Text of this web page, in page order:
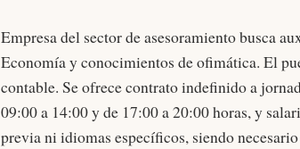
Empresa del sector de asesoramiento busca
Economía y conocimientos de ofimática. El
contable. Se ofrece contrato indefinido a
09:00 a 14:00 y de 17:00 a 20:00 horas, y
previa ni idiomas específicos, siendo